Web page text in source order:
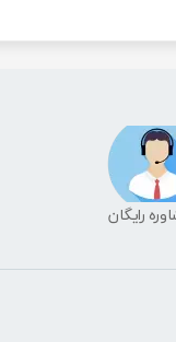
رایگان